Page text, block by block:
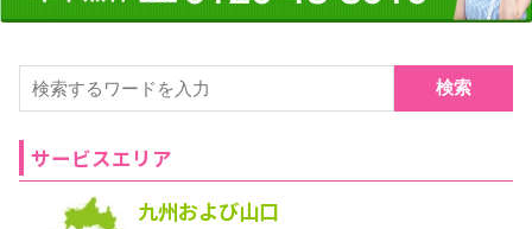
検索
サービスエリア
九州および山口